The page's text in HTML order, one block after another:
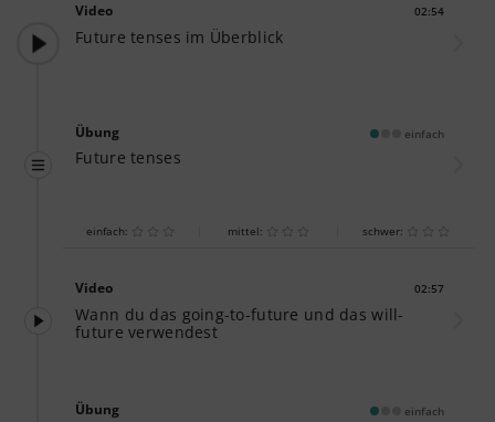
Video 02:54
Future tenses im Überblick
Übung einfach
Future tenses
einfach: mittel: schwer:
Video 02:57
Wann du das going-to-future und das will-
future verwendest
Übung einfach